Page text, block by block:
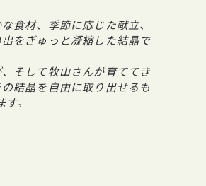
食材、季節に応じた献立、
をぎゅっと凝縮した結晶で
そして牧山さんが育ててき
結晶を自由に取り出せるも
。